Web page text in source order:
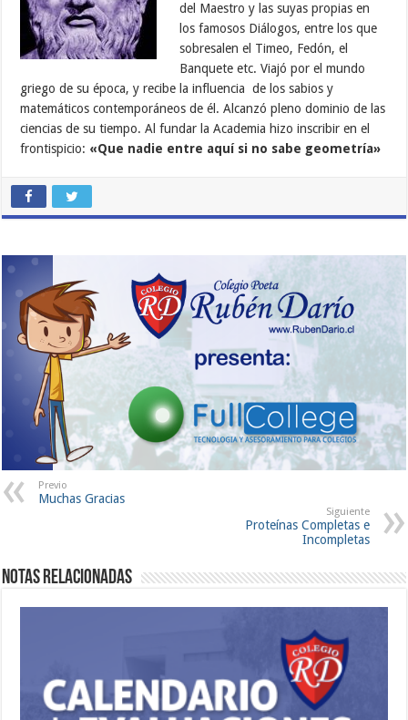
del Maestro y las suyas propias en
los famosos Diálogos, entre los que
sobresalen el Timeo, Fedón, el
Banquete etc. Viajó por el mundo
griego de su época, y recibe la influencia de los sabios y
matemáticos contemporáneos de él. Alcanzó pleno dominio de las
ciencias de su tiempo. Al fundar la Academia hizo inscribir en el
frontispicio: «Que nadie entre aquí si no sabe geometría»
Previo
Muchas Gracias
Siguiente
Proteínas Completas e
Incompletas
Notas Relacionadas